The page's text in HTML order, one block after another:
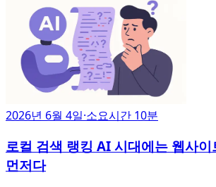
2026년 6월 4일·소요시간 10분
로컬 검색 랭킹 AI 시대에는 웹사
먼저다